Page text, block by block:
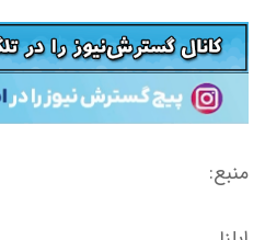
منبع: